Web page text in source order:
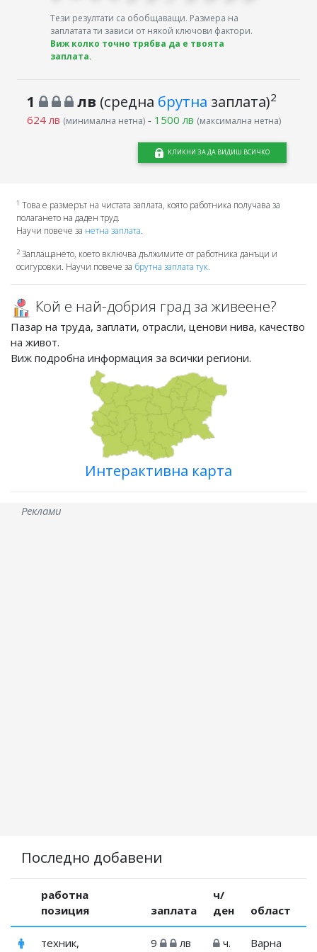
Тези резултати са обобщаващи. Размера на
заплатата ти зависи от някой ключови фактори.
Виж колко точно трябва да е твоята
заплата.
1 лв (средна брутна заплата)2
624 лв (минимална нетна)- 1500 лв (максимална нетна)
КЛИКНИ ЗА ДА ВИДИШ ВСИЧКО
1 Това е размерът на чистата заплата, която работника получава за
полагането на даден труд.
Научи повече за нетна заплата.
2Заплащането, което включва дължимите от работника данъци и
осигуровки. Научи повече за брутна заплата тук.
Кой е най-добрия град за живеене?
Пазар на труда, заплати, отрасли, ценови нива, качество
на живот.
Виж подробна информация за всички региони.
Интерактивна карта
Реклами
Последно добавени
работна
позиция
заплата
ч/
ден
област
техник,
9 лв ч. Варна